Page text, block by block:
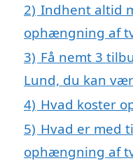
2) Indhent altid
ophængning af
3) Få nemt 3
Lund, du kan
4) Hvad koster
5) Hvad er med
ophængning af